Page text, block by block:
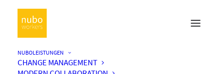
NUBOLEISTUNGEN
CHANGE MANAGEMENT